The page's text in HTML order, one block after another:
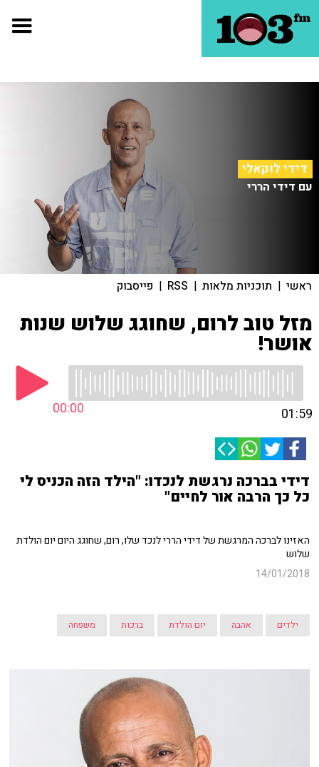
דידי לוקאלי
עם דידי הררי
ראשי | תוכניות מלאות |
RSS
| פייסבוק
מזל טוב לרום, שחוגג שלוש שנות
אושר!
00:00 01:59
דידי בברכה נרגשת לנכדו: "הילד הזה הכניס לי
כל כך הרבה אור לחיים"
האזינו לברכה המרגשת של דידי הררי לנכד שלו, רום, שחוגג היום יום הולדת
שלוש
14/01/2018
ילדים אהבה יום הולדת ברכות משפחה